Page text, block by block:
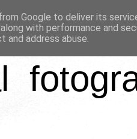
Google to deliver its
with performance and
address abuse.